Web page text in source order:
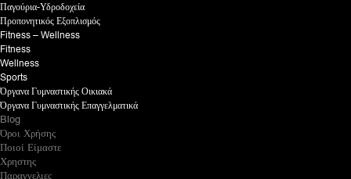
Παγούρια-Υδροδοχεία
Προπονητικός Εξοπλισμός
Fitness – Wellness
Fitness
Wellness
Sports
Όργανα Γυμναστικής Οικιακά
Όργανα Γυμναστικής Επαγγελματικά
Blog
Όροι Χρήσης
Ποιοί Είμαστε
Χρηστης
Παραγγελιες